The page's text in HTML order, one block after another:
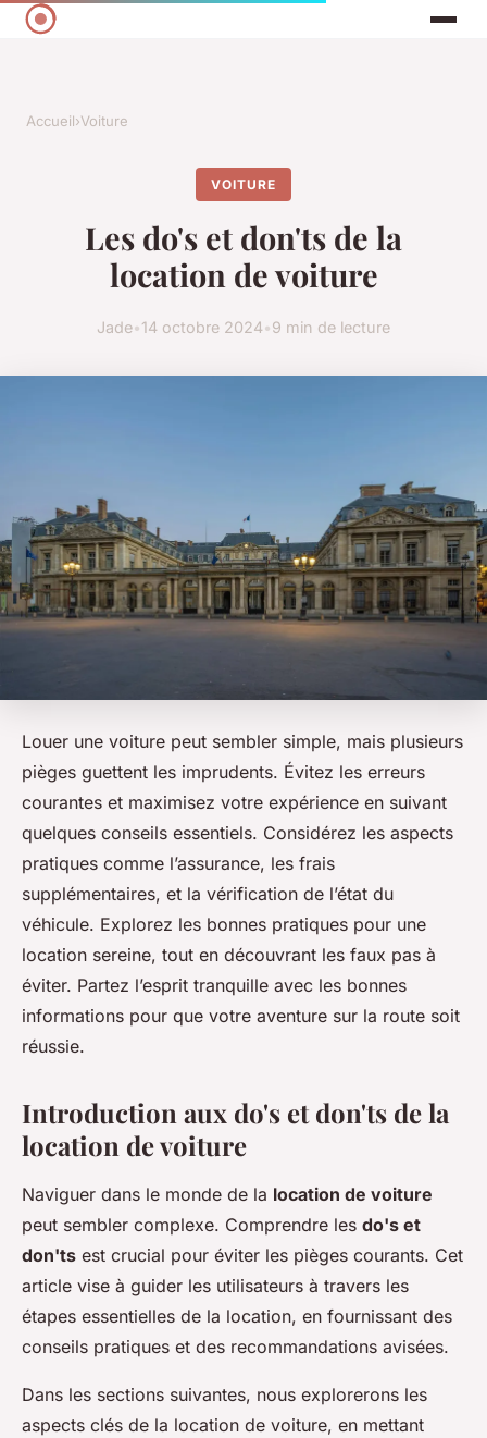
Accueil›Voiture
VOITURE
Les do's et don'ts de la
location de voiture
Jade•14 octobre 2024•9 min de lecture
Louer une voiture peut sembler simple, mais plusieurs
pièges guettent les imprudents. Évitez les erreurs
courantes et maximisez votre expérience en suivant
quelques conseils essentiels. Considérez les aspects
pratiques comme l’assurance, les frais
supplémentaires, et la vérification de l’état du
véhicule. Explorez les bonnes pratiques pour une
location sereine, tout en découvrant les faux pas à
éviter. Partez l’esprit tranquille avec les bonnes
informations pour que votre aventure sur la route soit
réussie.
Introduction aux do's et don'ts de la
location de voiture
Naviguer dans le monde de la location de voiture
peut sembler complexe. Comprendre les do's et
don'ts est crucial pour éviter les pièges courants. Cet
article vise à guider les utilisateurs à travers les
étapes essentielles de la location, en fournissant des
conseils pratiques et des recommandations avisées.
Dans les sections suivantes, nous explorerons les
aspects clés de la location de voiture, en mettant